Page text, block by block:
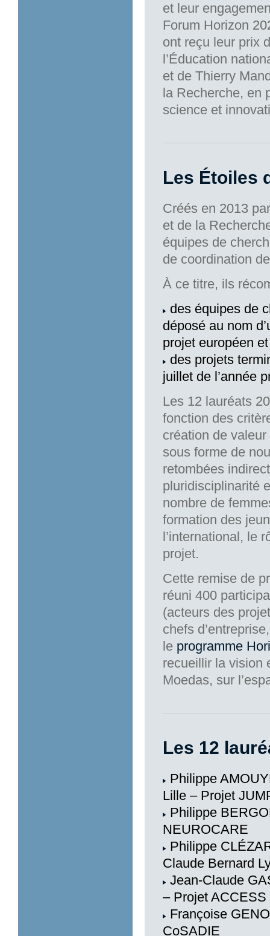
et leur
Forum Horizon
ont reçu leur prix
l’Éducation
et de Thierry
la Recherche, en
science et
Les Étoiles
Créés en 2013
et de la
équipes de
de coordination
À ce titre, ils
des équipes de
déposé au nom
projet européen
des projets
juillet de l’année
Les 12 lauréats
fonction des
création de
sous forme de
retombées
pluridisciplinarité
nombre de
formation des
l’international, le
projet.
Cette remise de
réuni 400
(acteurs des
chefs
le programme
recueillir la vision
Moedas, sur
Les 12
Philippe
Lille – Projet
Philippe
NEUROCARE
Philippe
Claude Bernard
Jean-Claude
– Projet ACCESS
Françoise
CoSADIE